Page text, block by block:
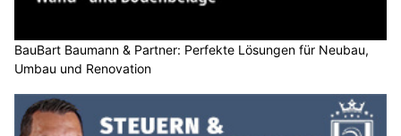
BauBart Baumann & Partner: Perfekte Lösungen für Neubau,
Umbau und Renovation